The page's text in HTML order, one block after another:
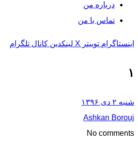
درباره من
تماس با من
اینستاگرام توییتر X لینکدین کانال تلگرام
۱
شنبه ۲ دی ۱۳۹۶
Ashkan Borouj
No comments